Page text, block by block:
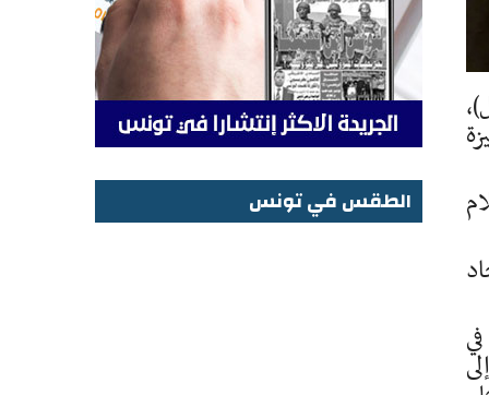
الطقس في تونس